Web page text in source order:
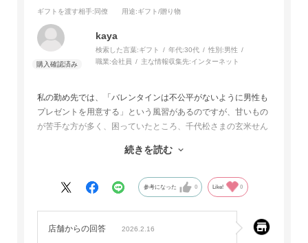
ギフトを渡す相手:同僚 用途:ギフト/贈り物
kaya
検索した言葉:ギフト 年代:30代 性別:男性
職業:会社員 主な情報収集先:インターネット
私の勤め先では、「バレンタインは不公平がないように男性も
プレゼントを用意する」という風習があるのですが、甘いもの
が苦手な方が多く、困っていたところ、千代松さまの玄米せん
『玄米の香りがとてもいい！』『ディップするせんべいなんて
また利用させていただきたいと思います。
ありがとうございました！
続きを読む
参考になった 0 Like! 0
店舗からの回答 2026.2.16